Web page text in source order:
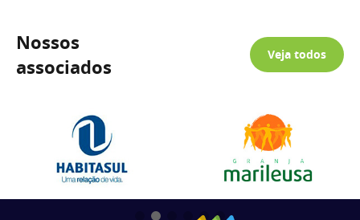
Nossos
associados
Veja todos